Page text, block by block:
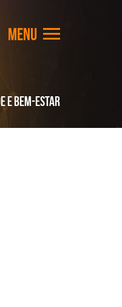
e Bem-Estar